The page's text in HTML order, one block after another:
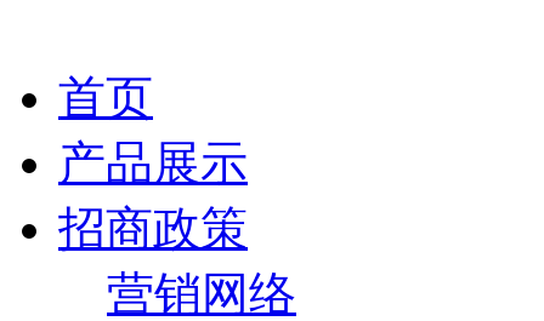
首页
产品展示
招商政策
营销网络